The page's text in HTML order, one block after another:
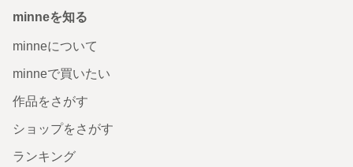
minneを知る
minneについて
minneで買いたい
作品をさがす
ショップをさがす
ランキング